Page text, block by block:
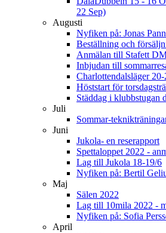
22 Sep)
Augusti
Nyfiken på: Jonas
Beställning och
Anmälan till Stafett
Inbjudan till
Charlottendalsläger
Höststart för
Städdag i klubbstugan
Juli
Sommar-
Juni
Jukola- en reserapport
Spettaloppet 2022 -
Lag till Jukola 18-19/6
Nyfiken på: Bertil
Maj
Sälen 2022
Lag till 10mila 2022 -
Nyfiken på: Sofia
April